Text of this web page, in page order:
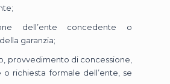
dell’ente concedente o
garanzia;
provvedimento di concessione,
o richiesta formale dell’ente, se